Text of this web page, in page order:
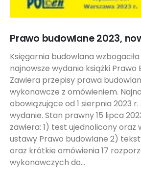
Prawo budowlane 2023,
Księgarnia budowlana
najnowsze wydania książki Prawo
Zawiera przepisy prawa
wykonawcze z omówieniem.
obowiązujące od 1 sierpnia 2023 r.
wydanie. Stan prawny 15 lipca
zawiera: 1) test ujednolicony oraz
ustawy Prawo budowlane 2)
oraz krótkie omówienia 17
wykonawczych do...